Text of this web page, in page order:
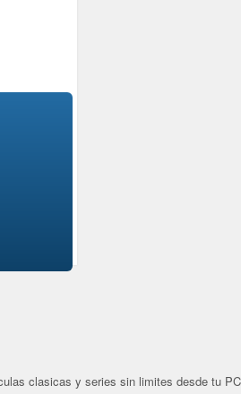
clasicas y series sin limites desde tu